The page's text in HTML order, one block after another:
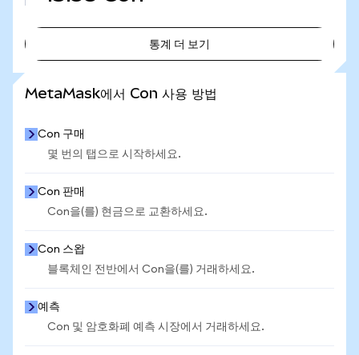
통계 더 보기
MetaMask에서 Con 사용 방법
Con 구매
몇 번의 탭으로 시작하세요.
Con 판매
Con을(를) 현금으로 교환하세요.
Con 스왑
블록체인 전반에서 Con을(를) 거래하세요.
예측
Con 및 암호화폐 예측 시장에서 거래하세요.